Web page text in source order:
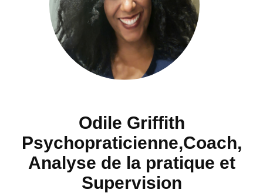
Odile Griffith
Psychopraticienne,Coach,
Analyse de la pratique et
Supervision